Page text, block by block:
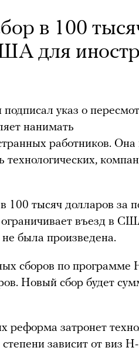
в 100
для
указ о
нанимать
работников. Она
технологических,
100 тысяч долларов за
ограничивает въезд в
была произведена.
сборов по программе
Новый сбор будет
реформа затронет
зависит от виз